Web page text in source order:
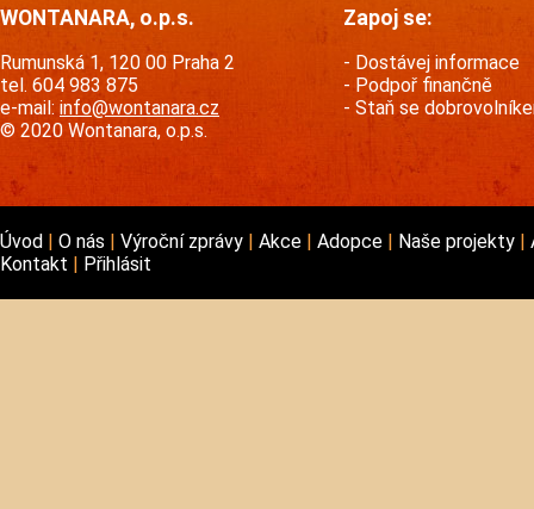
WONTANARA, o.p.s.
Rumunská 1, 120 00 Praha 2
tel. 604 983 875
e-mail: info@wontanara.cz
© 2020 Wontanara, o.p.s.
Zapoj se:
Dostávej informace
Podpoř finančně
Staň se
Úvod O nás Výroční zprávy Akce Adopce Naše projekty
Kontakt
Přihlásit